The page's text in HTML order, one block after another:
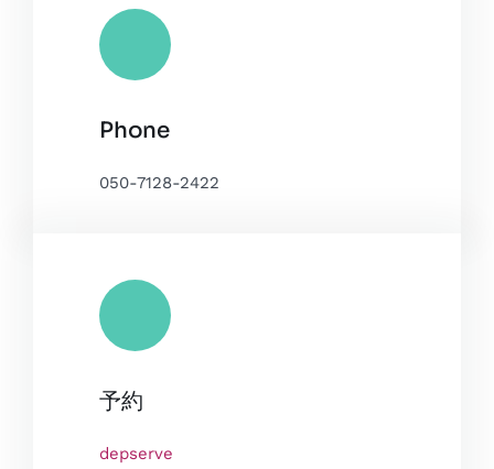
Phone
050-7128-2422
予約
depserve